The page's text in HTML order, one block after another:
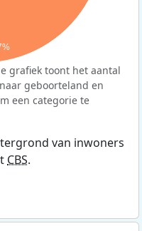
grafiek toont het aantal
geboorteland en
een categorie te
van inwoners
CBS.